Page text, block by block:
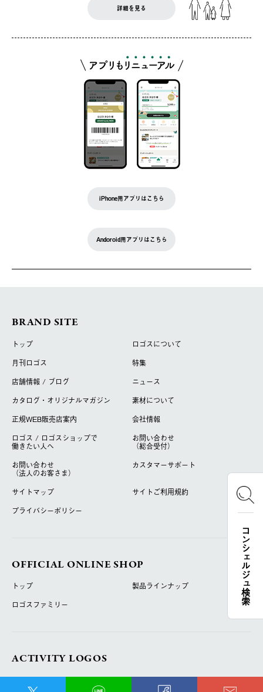
詳細を見る
iPhone用アプリはこちら
Andoroid用アプリはこちら
コンシェルジュ検索
BRAND SITE
トップ
ロゴスについて
月刊ロゴス
特集
店舗情報 / ブログ
ニュース
カタログ・オリジナルマガジン
素材について
正規WEB販売店案内
会社情報
ロゴス / ロゴスショップで
働きたい人へ
お問い合わせ
（総合受付）
お問い合わせ
（法人のお客さま）
カスタマーサポート
サイトマップ
サイトご利用規約
プライバシーポリシー
OFFICIAL ONLINE SHOP
トップ
製品ラインナップ
ロゴスファミリー
ACTIVITY LOGOS
ロゴスランド
ロゴスパーク